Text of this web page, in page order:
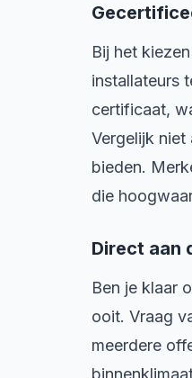
Bij het
installateurs
certificaat,
Vergelijk niet
bieden.
die
Direct aan
Ben je klaar
ooit. Vraag
meerdere